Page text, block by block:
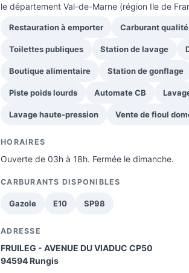
le département Val-de-Marne (région Ile de
Restauration à emporter Carburant
Toilettes publiques Station de lavage
Boutique alimentaire Station de gonflage
Piste poids lourds Automate CB
Lavage haute-pression Vente de fioul
HORAIRES
Ouverte de 03h à 18h. Fermée le dimanche.
CARBURANTS DISPONIBLES
Gazole E10 SP98
ADRESSE
FRUILEG - AVENUE DU VIADUC CP50
94594 Rungis